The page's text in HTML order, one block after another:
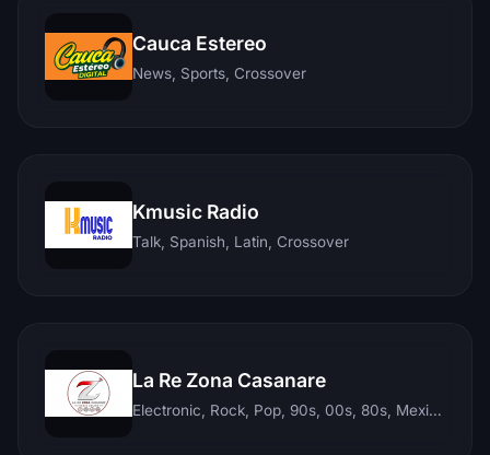
Cauca Estereo
News, Sports, Crossover
Kmusic Radio
Talk, Spanish, Latin, Crossover
La Re Zona Casanare
Electronic, Rock, Pop, 90s, 00s, 80s, Mexican, Ranchera, Reggaeton, Instrumental, Salsa, Merengue, Tropical, Romantic, Vallenato, Llanera